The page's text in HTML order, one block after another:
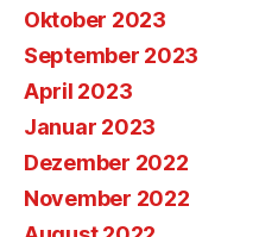
Oktober 2023
September 2023
April 2023
Januar 2023
Dezember 2022
November 2022